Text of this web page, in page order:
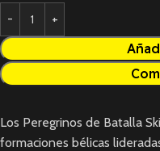
Los Peregrinos de Batalla
formaciones bélicas